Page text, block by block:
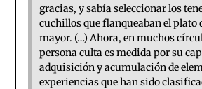
gracias, y sabía seleccionar los
cuchillos que flanqueaban el plato
mayor. (…) Ahora, en muchos
persona culta es medida por su
adquisición y acumulación de
experiencias que han sido